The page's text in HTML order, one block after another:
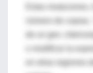
de un gen,
o modificar la
en otras regiones